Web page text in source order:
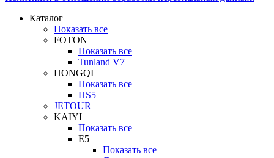
Каталог
Показать все
FOTON
Показать все
Tunland V7
HONGQI
Показать все
HS5
JETOUR
KAIYI
Показать все
E5
Показать все